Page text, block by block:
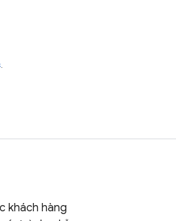
.
khách hàng